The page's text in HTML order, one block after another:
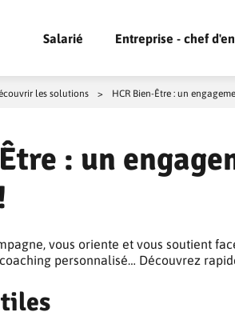
Salarié Entreprise - chef
les solutions > HCR Bien-Être : un
: un
vous oriente et vous soutient
personnalisé… Découvrez